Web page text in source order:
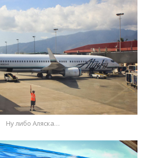
Ну либо Аляска…